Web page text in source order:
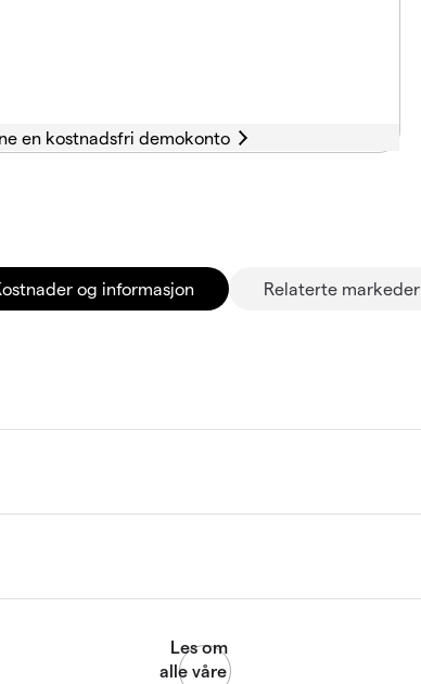
og informasjon Relaterte markeder